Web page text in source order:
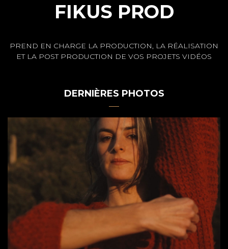
FIKUS PROD
PREND EN CHARGE LA PRODUCTION, LA RÉALISATION
ET LA POST PRODUCTION DE VOS PROJETS VIDÉOS
DERNIÈRES PHOTOS